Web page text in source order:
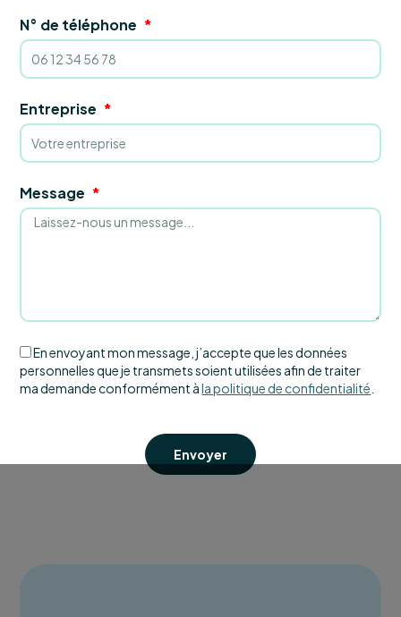
N° de téléphone
Entreprise
Message
En envoyant mon message, j’accepte que les données
personnelles que je transmets soient utilisées afin de traiter
ma demande conformément àla politique de confidentialité
Envoyer